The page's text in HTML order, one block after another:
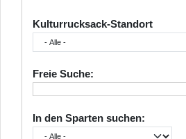
Kulturrucksack-Standort
Freie Suche:
In den Sparten suchen: